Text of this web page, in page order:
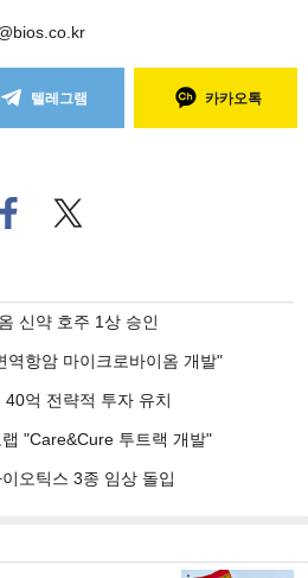
텔레그램 카카오톡
페
이
로
기
사
유
기
트위
터로
신약 호주 1상 승인
역항암 마이크로바이옴 개발"
억 전략적 투자 유치
"Care&Cure 투트랙 개발"
오틱스 3종 임상 돌입